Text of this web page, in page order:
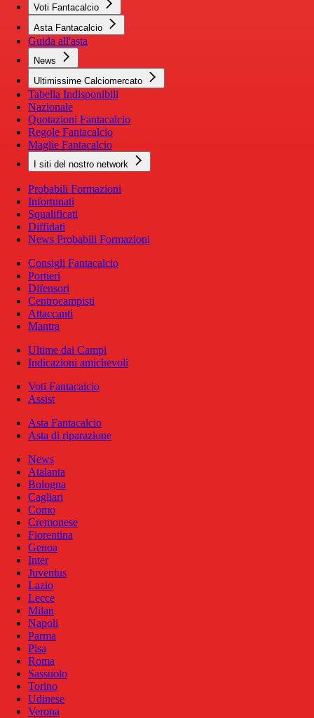
Voti Fantacalcio
Asta Fantacalcio
Guida all'asta
News
Ultimissime Calciomercato
Tabella Indisponibili
Nazionale
Quotazioni Fantacalcio
Regole Fantacalcio
Maglie Fantacalcio
I siti del nostro network
Probabili Formazioni
Infortunati
Squalificati
Diffidati
News Probabili Formazioni
Consigli Fantacalcio
Portieri
Difensori
Centrocampisti
Attaccanti
Mantra
Ultime dai Campi
Indicazioni amichevoli
Voti Fantacalcio
Assist
Asta Fantacalcio
Asta di riparazione
News
Atalanta
Bologna
Cagliari
Como
Cremonese
Fiorentina
Genoa
Inter
Juventus
Lazio
Lecce
Milan
Napoli
Parma
Pisa
Roma
Sassuolo
Torino
Udinese
Verona